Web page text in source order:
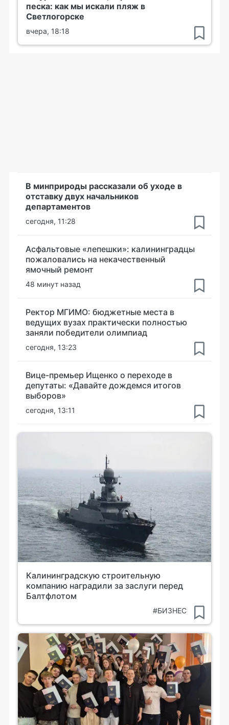
песка: как мы искали пляж в
Светлогорске
вчера, 18:18
В минприроды рассказали об уходе в
отставку двух начальников
департаментов
сегодня, 11:28
Асфальтовые «лепешки»: калининградцы
пожаловались на некачественный
ямочный ремонт
48 минут назад
Ректор МГИМО: бюджетные места в
ведущих вузах практически полностью
заняли победители олимпиад
сегодня, 13:23
Вице-премьер Ищенко о переходе в
депутаты: «Давайте дождемся итогов
выборов»
сегодня, 13:11
Калининградскую строительную
компанию наградили за заслуги перед
Балтфлотом
#БИЗНЕС